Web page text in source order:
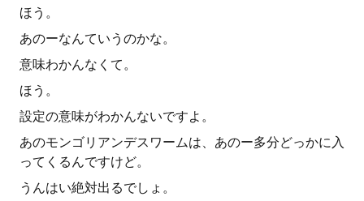
ほう。
あのーなんていうのかな。
意味わかんなくて。
ほう。
設定の意味がわかんないですよ。
あのモンゴリアンデスワームは、あのー多分どっかに入
ってくるんですけど。
うんはい絶対出るでしょ。